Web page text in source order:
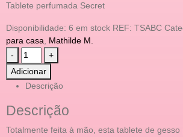
Tablete perfumada Secret
Disponibilidade: 6 em stock REF: TSABC
para casa
Mathilde M.
-
+
Adicionar
Descrição
Descrição
Totalmente feita à mão, esta tablete de